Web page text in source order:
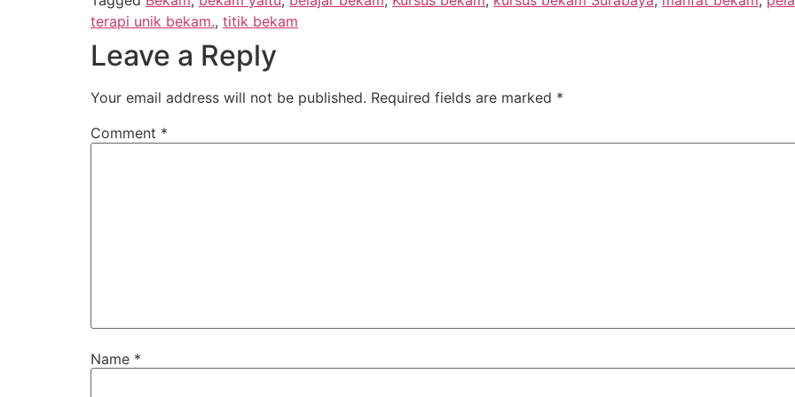
terapi unik bekam., titik bekam
Leave a Reply
Your email address will not be published. Required fields are marked *
Comment *
Name *